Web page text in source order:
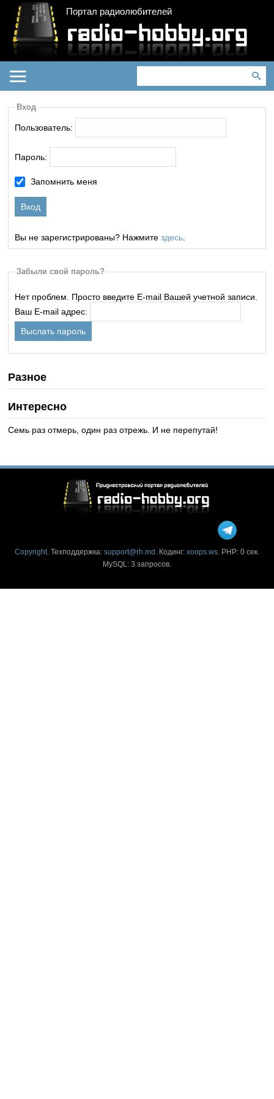
Портал радиолюбителей
Вход
Пользователь:
Пароль:
Запомнить меня
Вы не зарегистрированы? Нажмитездесь
Забыли свой пароль?
Нет проблем. Просто введите E-mail Вашей учетной записи.
Ваш E-mail адрес:
Разное
Интересно
Семь раз отмерь, один раз отрежь. И не перепутай!
Copyright. Техподдержка: support@rh.md . Кодинг: xoops.ws. PHP: 0 сек.
MySQL: 3 запросов.